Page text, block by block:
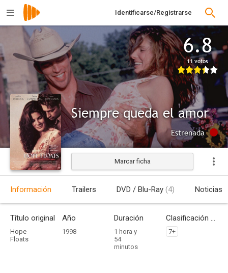
Identificarse/Registrarse
6.8
11 votos
Siempre queda el amor
Estrenada
Marcar ficha
Información Trailers DVD / Blu-Ray (4) Noticias
Título original
Hope
Floats
Año
1998
Duración
1 hora y
54
minutos
Clasificación por edades
7+